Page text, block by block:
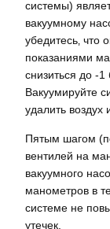
системы)
вакуумному
убедитесь‚ что
показаниями
снизиться до -
Вакуумируйте
удалить воздух
Пятым шагом
вентилей на
вакуумного
манометров в
системе не
утечек.